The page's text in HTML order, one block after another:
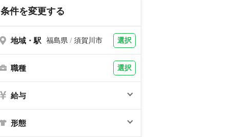
条件を変更する
地域・駅 福島県/ 須賀川市 選択
職種 選択
給与
形態